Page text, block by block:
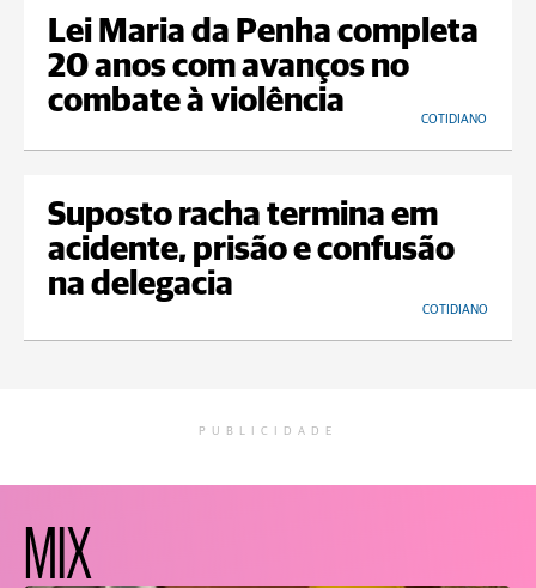
Lei Maria da Penha completa
20 anos com avanços no
combate à violência
COTIDIANO
Suposto racha termina em
acidente, prisão e confusão
na delegacia
COTIDIANO
PUBLICIDADE
MIX